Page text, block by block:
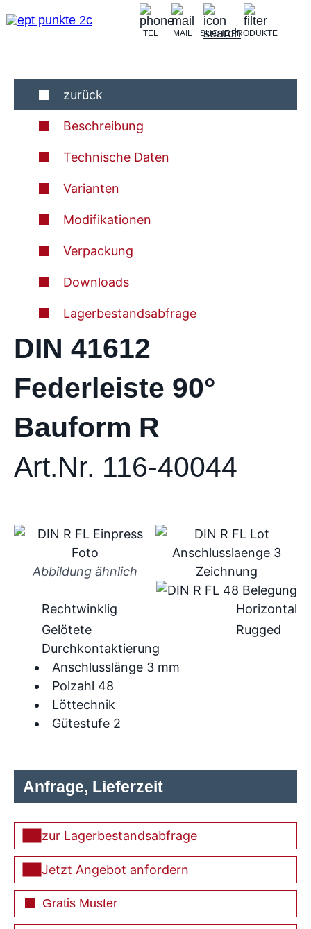
TEL MAIL SUCHEPRODUKTE
zurück
Beschreibung
Technische Daten
Varianten
Modifikationen
Verpackung
Downloads
Lagerbestandsabfrage
DIN 41612
Federleiste 90°
Bauform R
Art.Nr. 116-40044
Abbildung ähnlich
Anschlusslänge 3 mm
Polzahl 48
Löttechnik
Gütestufe 2
Rechtwinklig
Horizontal
Gelötete
Durchkontaktierung
Rugged
Anfrage, Lieferzeit
zur Lagerbestandsabfrage
Jetzt Angebot anfordern
Gratis Muster